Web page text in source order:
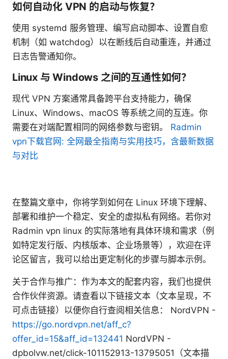
如何自动化 VPN 的启动与恢复？
使用 systemd 服务管理、编写启动脚本、设置自愈
机制（如 watchdog）以在断线后自动重连，并通过
日志告警通知你。
Linux 与 Windows 之间的互通性如何？
现代 VPN 方案通常具备跨平台支持能力，确保
Linux、Windows、macOS 等系统之间的互连。你
需要在对端配置相同的网络参数与密钥。 Radmin
vpn下载官网: 全网最全指南与实用技巧，含最新数据
与对比
在整篇文章中，你将学到如何在 Linux 环境下理解、
部署和维护一个稳定、安全的虚拟私有网络。若你对
Radmin vpn linux 的实际落地有具体环境和需求（例
如特定发行版、内核版本、企业场景等），欢迎在评
论区留言，我可以给出更定制化的步骤与脚本示例。
关于合作与推广：作为本文的配套内容，我们也提供
合作伙伴资源。请查看以下链接文本（文本呈现，不
可点击链接）以便你自行查阅相关信息： NordVPN -
https://go.nordvpn.net/aff_c?
offer_id=15&aff_id=132441 NordVPN -
dpbolvw.net/click-101152913-13795051（文本描